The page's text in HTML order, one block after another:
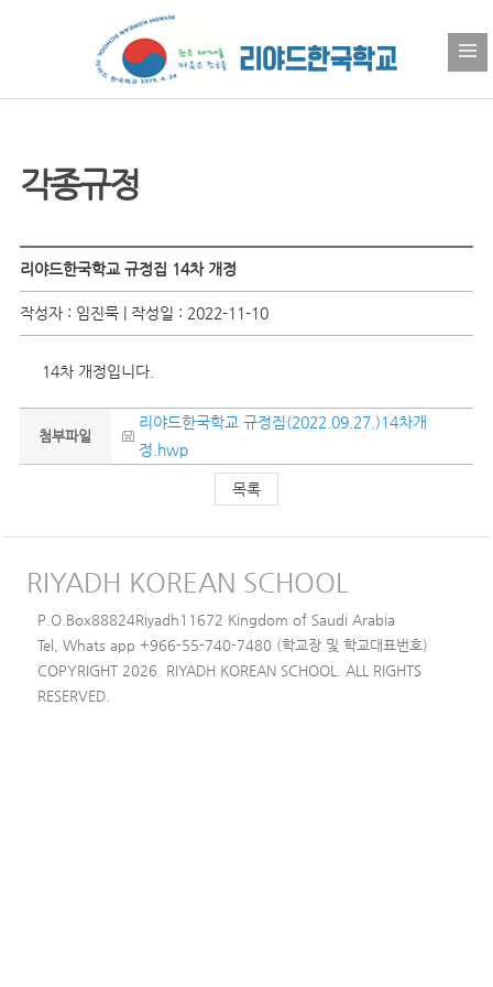
각종규정
리야드한국학교 규정집 14차 개정
작성자 : 임진묵 | 작성일 : 2022-11-10
14차 개정입니다.
첨부파일
리야드한국학교 규정집(2022.09.27.)14차개
정.hwp
목록
RIYADH KOREAN SCHOOL
P.O.Box88824Riyadh11672 Kingdom of Saudi Arabia
Tel, Whats app +966-55-740-7480 (학교장 및 학교대표번호)
COPYRIGHT 2026. RIYADH KOREAN SCHOOL. ALL RIGHTS
RESERVED.